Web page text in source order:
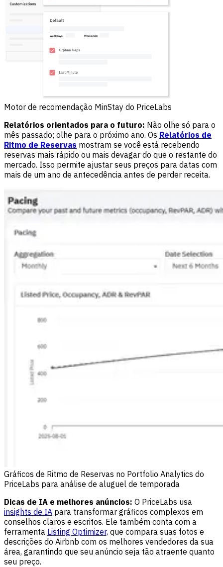
Motor de recomendação MinStay do PriceLabs
Relatórios orientados para o futuro: Não olhe só para o
mês passado; olhe para o próximo ano. Os Relatórios de
Ritmo de Reservas mostram se você está recebendo
reservas mais rápido ou mais devagar do que o restante do
mercado. Isso permite ajustar seus preços para datas com
mais de um ano de antecedência antes de perder receita.
Gráficos de Ritmo de Reservas no Portfolio Analytics do
PriceLabs para análise de aluguel de temporada
Dicas de IA e melhores anúncios: O PriceLabs usa
insights de IA para transformar gráficos complexos em
conselhos claros e escritos. Ele também conta com a
ferramenta Listing Optimizer, que compara suas fotos e
descrições do Airbnb com os melhores vendedores da sua
área, garantindo que seu anúncio seja tão atraente quanto
seu preço.